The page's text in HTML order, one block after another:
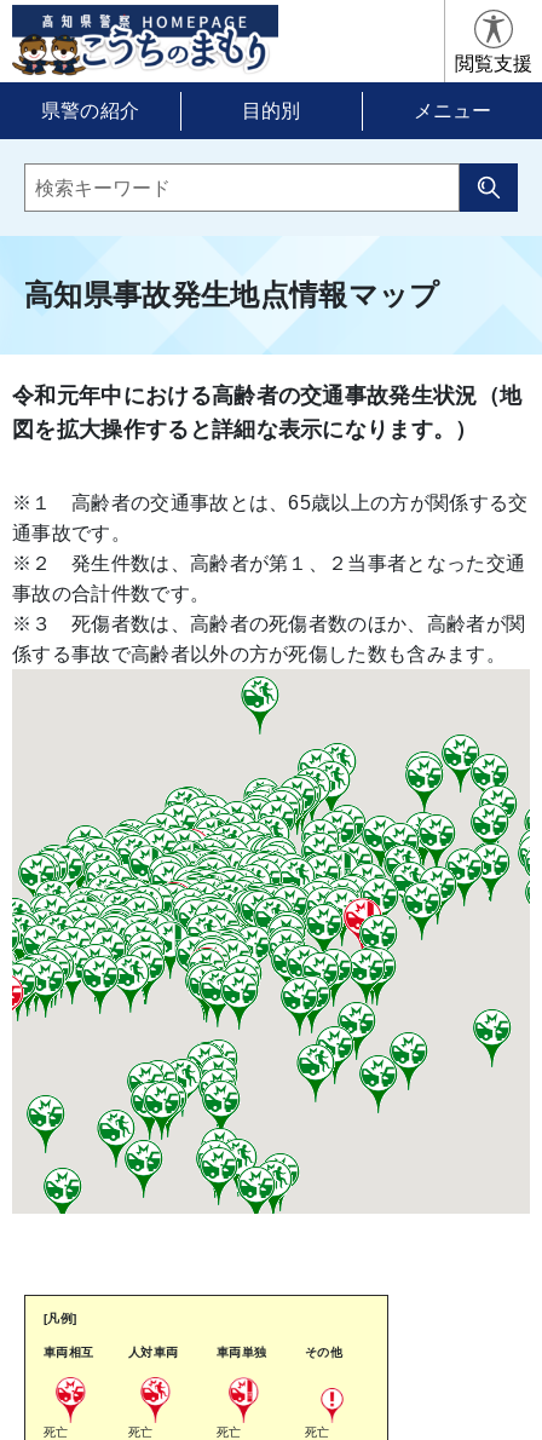
閲覧支援
県警の紹介 目的別 メニュー
高知県事故発生地点情報マップ
令和元年中における高齢者の交通事故発生状況（地
図を拡大操作すると詳細な表示になります。）
※１ 高齢者の交通事故とは、65歳以上の方が関係する交
通事故です。
※２ 発生件数は、高齢者が第１、２当事者となった交通
事故の合計件数です。
※３ 死傷者数は、高齢者の死傷者数のほか、高齢者が関
係する事故で高齢者以外の方が死傷した数も含みます。
[凡例]
車両相互 人対車両 車両単独 その他
死亡 死亡 死亡 死亡